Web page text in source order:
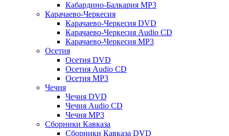
Кабардино-Балкария MP3
Карачаево-Черкесия
Карачаево-Черкесия DVD
Карачаево-Черкесия Audio CD
Карачаево-Черкесия MP3
Осетия
Осетия DVD
Осетия Audio CD
Осетия MP3
Чечня
Чечня DVD
Чечня Audio CD
Чечня MP3
Сборники Кавказа
Сборники Кавказа DVD